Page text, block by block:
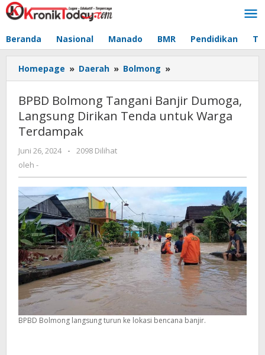
Lewati
ke
Beranda Nasional Manado BMR Pendidikan
Homepage » Daerah » Bolmong »
Bolmong
Banjir
Dumoga,
Warga
Terdampak
BPBD Bolmong Tangani Banjir Dumoga,
Langsung Dirikan Tenda untuk Warga
Terdampak
Juni 26, 2024
oleh
-
2098 Dilihat
oleh -
BPBD Bolmong langsung turun ke lokasi bencana banjir.